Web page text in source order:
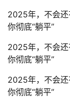
2025年，不会
你彻底“躺平”
2025年，不会
你彻底“躺平”
2025年，不会
你彻底“躺平”